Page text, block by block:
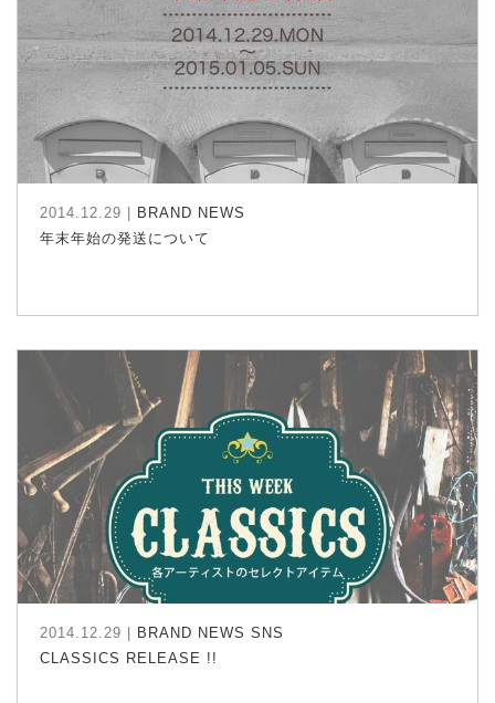
2014.12.29 |
BRAND NEWS
年末年始の発送について
2014.12.29 | BRAND NEWS SNS
CLASSICS RELEASE !!